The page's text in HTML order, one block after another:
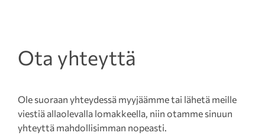
Ota yhteyttä
Ole suoraan yhteydessä myyjäämme tai lähetä meille
viestiä allaolevalla lomakkeella, niin otamme sinuun
yhteyttä mahdollisimman nopeasti.